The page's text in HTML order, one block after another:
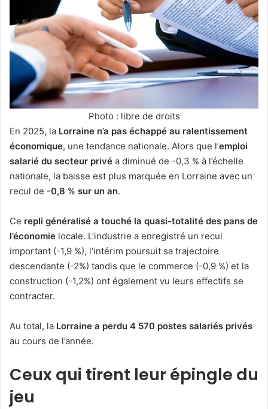
Photo : libre de droits
En 2025, la Lorraine n’a pas échappé au ralentissement
économique, une tendance nationale. Alors que l’emploi
salarié du secteur privé a diminué de -0,3 % à l’échelle
nationale, la baisse est plus marquée en Lorraine avec un
recul de -0,8 % sur un an.
Ce repli généralisé a touché la quasi-totalité des pans de
l’économie locale. L’industrie a enregistré un recul
important (-1,9 %), l’intérim poursuit sa trajectoire
descendante (-2%) tandis que le commerce (-0,9 %) et la
construction (-1,2%) ont également vu leurs effectifs se
contracter.
Au total, la Lorraine a perdu 4 570 postes salariés privés
au cours de l’année.
Ceux qui tirent leur épingle du
jeu